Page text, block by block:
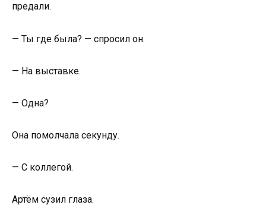
предали.
— Ты где была? — спросил он.
— На выставке.
— Одна?
Она помолчала секунду.
— С коллегой.
Артём сузил глаза.